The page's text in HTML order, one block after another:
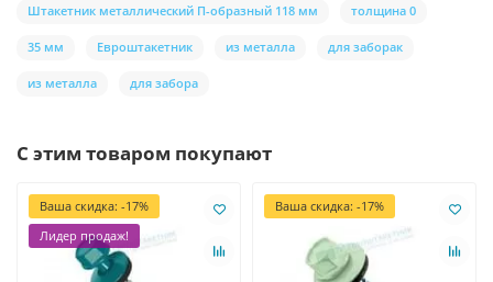
Штакетник металлический П-образный 118 мм толщина 0
35 мм Евроштакетник из металла для заборак
из металла для забора
С этим товаром покупают
Ваша скидка: -17%
Лидер продаж!
Ваша скидка: -17%